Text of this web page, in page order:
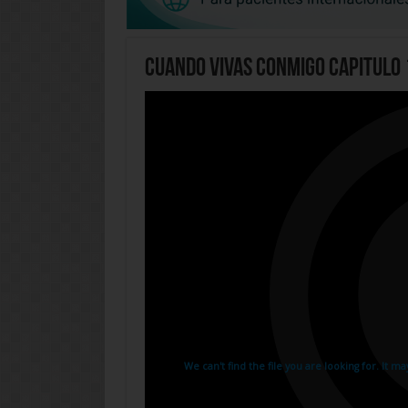
Cuando Vivas Conmigo Capitulo